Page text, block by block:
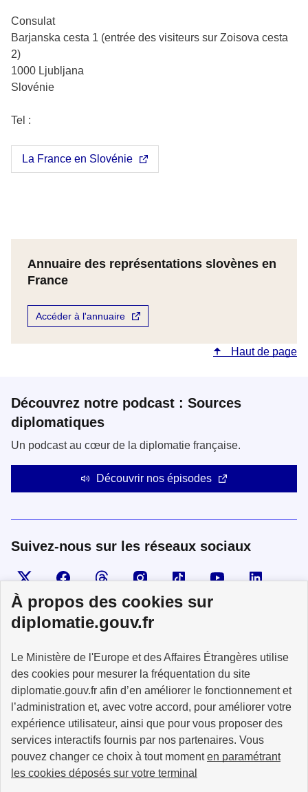
À propos des cookies sur
diplomatie.gouv.fr
Le Ministère de l'Europe et des Affaires Étrangères utilise
des cookies pour mesurer la fréquentation du site
diplomatie.gouv.fr afin d’en améliorer le fonctionnement et
l’administration et, avec votre accord, pour améliorer votre
expérience utilisateur, ainsi que pour vous proposer des
services interactifs fournis par nos partenaires. Vous
pouvez changer ce choix à tout momenten paramétrant
les cookies déposés sur votre terminal
Consulat
Barjanska cesta 1 (entrée des visiteurs sur Zoisova cesta
2)
1000 Ljubljana
Slovénie
Tel :
La France en Slovénie
Annuaire des représentations slovènes en
France
Accéder à l'annuaire
Haut de page
Découvrez notre podcast : Sources
diplomatiques
Un podcast au cœur de la diplomatie française.
Découvrir nos épisodes
Suivez-nous sur les réseaux sociaux
Visiter la page XSuivez-nous sur Facebook
Visiter le compte Threads
Visiter le compte Instagram
Visiter le compte TikTok
Visiter le
MINISTÈRE
DE L'EUROPE
ET DES AFFAIRES
ÉTRANGÈRES
info.gouv.fr service-public.fr